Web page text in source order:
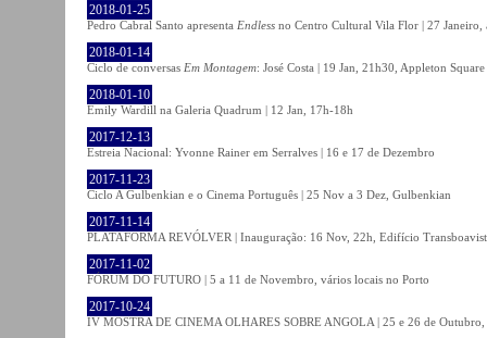
2018-01-25
Pedro Cabral Santo apresenta Endless no Centro Cultural Vila Flor | 27 Janeiro,
2018-01-14
Ciclo de conversas Em Montagem: José Costa | 19 Jan, 21h30, Appleton Square
2018-01-10
Emily Wardill na Galeria Quadrum | 12 Jan, 17h-18h
2017-12-13
Estreia Nacional: Yvonne Rainer em Serralves | 16 e 17 de Dezembro
2017-11-23
Ciclo A Gulbenkian e o Cinema Português | 25 Nov a 3 Dez, Gulbenkian
2017-11-14
PLATAFORMA REVÓLVER | Inauguração: 16 Nov, 22h, Edifício
2017-11-02
FÓRUM DO FUTURO | 5 a 11 de Novembro, vários locais no Porto
2017-10-24
IV MOSTRA DE CINEMA OLHARES SOBRE ANGOLA | 25 e 26 de